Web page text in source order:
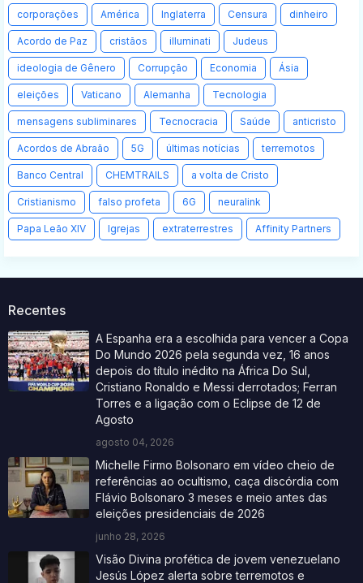
corporações América Inglaterra Censura dinheiro
Acordo de Paz cristãos illuminati Judeus
ideologia de Gênero Corrupção Economia Ásia
eleições Vaticano Alemanha Tecnologia
mensagens subliminares Tecnocracia Saúde anticristo
Acordos de Abraão 5G últimas notícias terremotos
Banco Central CHEMTRAILS a volta de Cristo
Cristianismo falso profeta 6G neuralink
Papa Leão XIV Igrejas extraterrestres Affinity Partners
Recentes
A Espanha era a escolhida para vencer a Copa
Do Mundo 2026 pela segunda vez, 16 anos
depois do título inédito na África Do Sul,
Cristiano Ronaldo e Messi derrotados; Ferran
Torres e a ligação com o Eclipse de 12 de
Agosto
agosto 04, 2026
Michelle Firmo Bolsonaro em vídeo cheio de
referências ao ocultismo, caça discórdia com
Flávio Bolsonaro 3 meses e meio antes das
eleições presidenciais de 2026
junho 28, 2026
Visão Divina profética de jovem venezuelano
Jesús López alerta sobre terremotos e